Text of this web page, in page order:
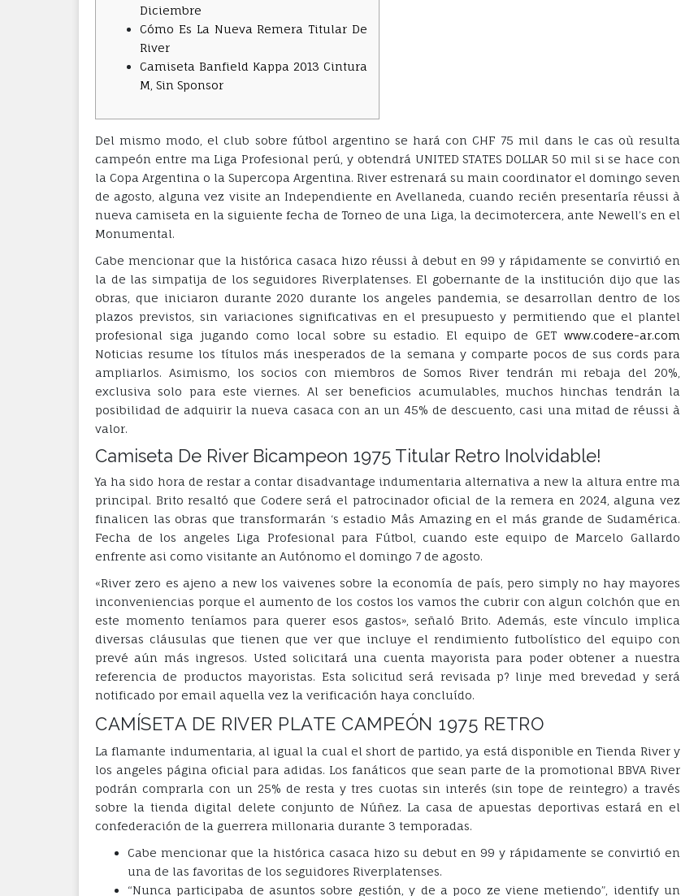
Diciembre
Cómo Es La Nueva Remera Titular De
River
Camiseta Banfield Kappa 2013 Cintura
M, Sin Sponsor
Del mismo modo, el club sobre fútbol argentino se hará con CHF 75 mil dans le cas où resulta
campeón entre ma Liga Profesional perú, y obtendrá UNITED STATES DOLLAR 50 mil si se hace con
la Copa Argentina o la Supercopa Argentina. River estrenará su main coordinator el domingo seven
de agosto, alguna vez visite an Independiente en Avellaneda, cuando recién presentaría réussi à
nueva camiseta en la siguiente fecha de Torneo de una Liga, la decimotercera, ante Newell’s en el
Monumental.
Cabe mencionar que la histórica casaca hizo réussi à debut en 99 y rápidamente se convirtió en
la de las simpatija de los seguidores Riverplatenses. El gobernante de la institución dijo que las
obras, que iniciaron durante 2020 durante los angeles pandemia, se desarrollan dentro de los
plazos previstos, sin variaciones significativas en el presupuesto y permitiendo que el plantel
profesional siga jugando como local sobre su estadio. El equipo de GET www.codere-ar.com
Noticias resume los títulos más inesperados de la semana y comparte pocos de sus cords para
ampliarlos. Asimismo, los socios con miembros de Somos River tendrán mi rebaja del 20%,
exclusiva solo para este viernes. Al ser beneficios acumulables, muchos hinchas tendrán la
posibilidad de adquirir la nueva casaca con an un 45% de descuento, casi una mitad de réussi à
valor.
Camiseta De River Bicampeon 1975 Titular Retro Inolvidable!
Ya ha sido hora de restar a contar disadvantage indumentaria alternativa a new la altura entre ma
principal. Brito resaltó que Codere será el patrocinador oficial de la remera en 2024, alguna vez
finalicen las obras que transformarán ‘s estadio Mâs Amazing en el más grande de Sudamérica.
Fecha de los angeles Liga Profesional para Fútbol, cuando este equipo de Marcelo Gallardo
enfrente asi como visitante an Autónomo el domingo 7 de agosto.
«River zero es ajeno a new los vaivenes sobre la economía de país, pero simply no hay mayores
inconveniencias porque el aumento de los costos los vamos the cubrir con algun colchón que en
este momento teníamos para querer esos gastos», señaló Brito. Además, este vínculo implica
diversas cláusulas que tienen que ver que incluye el rendimiento futbolístico del equipo con
prevé aún más ingresos. Usted solicitará una cuenta mayorista para poder obtener a nuestra
referencia de productos mayoristas. Esta solicitud será revisada p? linje med brevedad y será
notificado por email aquella vez la verificación haya concluído.
CAMÍSETA DE RIVER PLATE CAMPEÓN 1975 RETRO
La flamante indumentaria, al igual la cual el short de partido, ya está disponible en Tienda River y
los angeles página oficial para adidas. Los fanáticos que sean parte de la promotional BBVA River
podrán comprarla con un 25% de resta y tres cuotas sin interés (sin tope de reintegro) a través
sobre la tienda digital delete conjunto de Núñez. La casa de apuestas deportivas estará en el
confederación de la guerrera millonaria durante 3 temporadas.
Cabe mencionar que la histórica casaca hizo su debut en 99 y rápidamente se convirtió en
una de las favoritas de los seguidores Riverplatenses.
“Nunca participaba de asuntos sobre gestión, y de a poco ze viene metiendo”, identify un